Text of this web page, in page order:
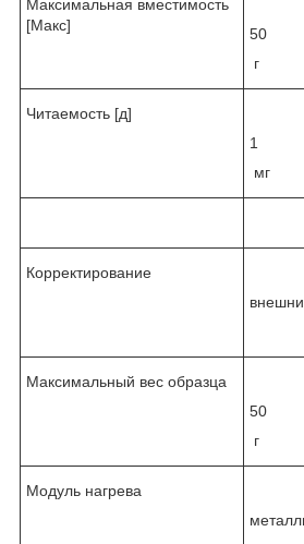
Максимальная вместимость
[Макс]
50
г
Читаемость [д]
1
мг
Корректирование
Максимальный вес образца
50
г
Модуль нагрева